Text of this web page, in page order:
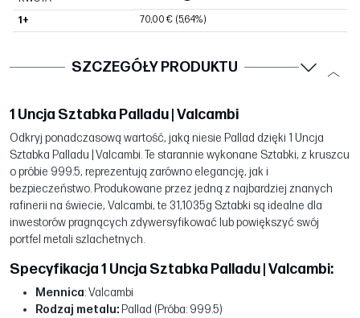
1+ 70,00 € (5,64%)
SZCZEGÓŁY PRODUKTU
1 Uncja Sztabka Palladu | Valcambi
Odkryj ponadczasową wartość, jaką niesie Pallad dzięki 1 Uncja
Sztabka Palladu | Valcambi. Te starannie wykonane Sztabki, z kruszcu
o próbie 999.5, reprezentują zarówno elegancję, jak i
bezpieczeństwo. Produkowane przez jedną z najbardziej znanych
rafinerii na świecie, Valcambi, te 31,1035g Sztabki są idealne dla
inwestorów pragnących zdywersyfikować lub powiększyć swój
portfel metali szlachetnych.
Specyfikacja 1 Uncja Sztabka Palladu | Valcambi:
Mennica: Valcambi
Rodzaj metalu: Pallad (Próba: 999.5)